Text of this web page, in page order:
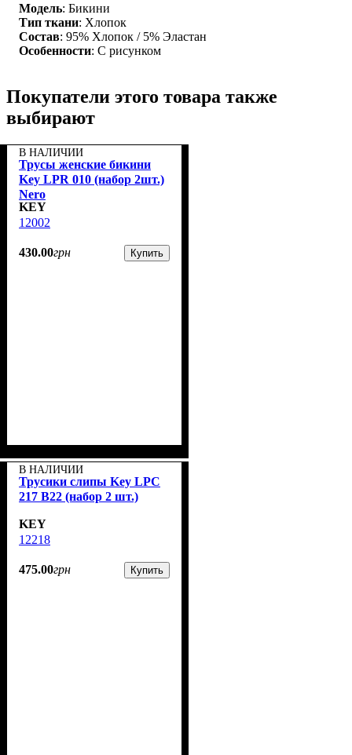
Модель: Бикини
Тип ткани: Хлопок
Состав: 95% Хлопок / 5% Эластан
Особенности: С рисунком
Покупатели этого товара также
выбирают
В НАЛИЧИИ
Трусы женские бикини
Key LPR 010 (набор 2шт.)
Nero
KEY
12002
430.00грн Купить
В НАЛИЧИИ
Трусики слипы Key LPC
217 B22 (набор 2 шт.)
KEY
12218
475.00грн Купить